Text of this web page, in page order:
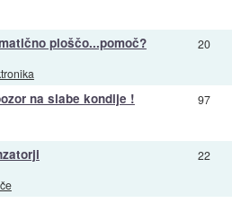
ploščo...pomoč? 20
na slabe kondije ! 97
22